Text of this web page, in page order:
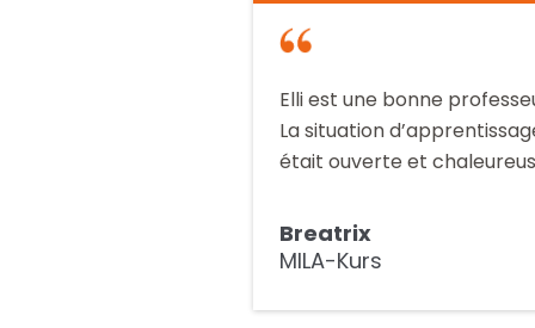
Elli est une bonne
La situation
était ouverte et
Breatrix
MILA-Kurs